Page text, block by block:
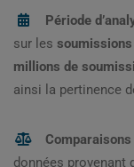
Période
sur les soumissions
millions de
ainsi la pertinence
données provenant